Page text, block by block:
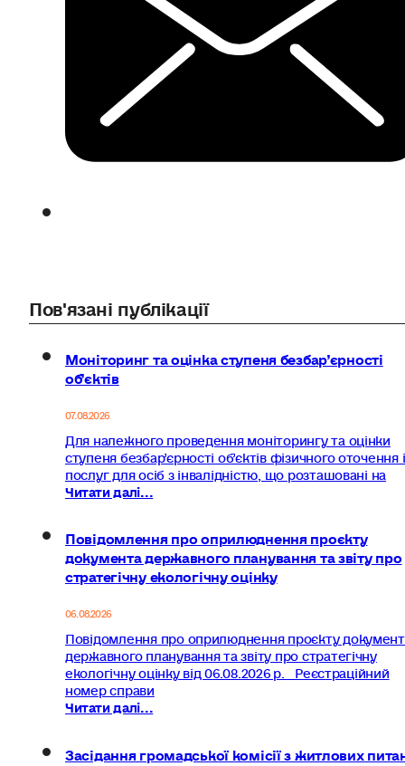
Пов'язані публікації
Моніторинг та оцінка ступеня безбар’єрності
об’єктів
07.08.2026
Для належного проведення моніторингу та оцінки
ступеня безбар’єрності об’єктів фізичного оточення і
послуг для осіб з інвалідністю, що розташовані на
Читати далі...
Повідомлення про оприлюднення проєкту
документа державного планування та звіту про
стратегічну екологічну оцінку
06.08.2026
Повідомлення про оприлюднення проєкту
державного планування та звіту про стратегічну
екологічну оцінку від 06.08.2026 р. Реєстраційний
номер справи
Читати далі...
Засідання громадської комісії з житлових